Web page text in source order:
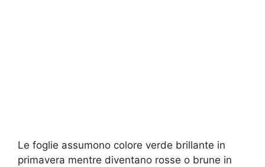
Le foglie assumono colore verde brillante in
primavera mentre diventano rosse o brune in